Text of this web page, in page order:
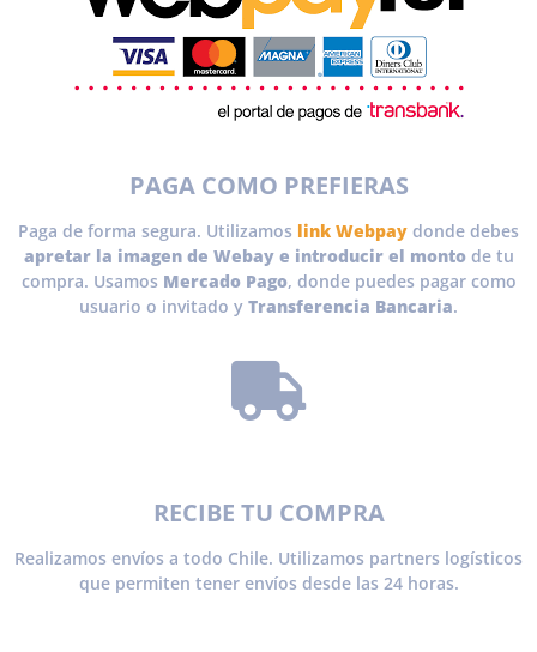
PAGA COMO PREFIERAS
Paga de forma segura. Utilizamos link Webpay donde debes
apretar la imagen de Webay e introducir el montode tu
compra. Usamos Mercado Pago, donde puedes pagar como
usuario o invitado y Transferencia Bancaria.
RECIBE TU COMPRA
Realizamos envíos a todo Chile. Utilizamos partners logísticos
que permiten tener envíos desde las 24 horas.